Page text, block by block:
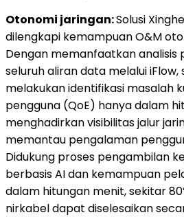
Otonomi jaringan:Solusi
dilengkapi kemampuan O&M
Dengan memanfaatkan analisis
seluruh aliran data melalui iFlow,
melakukan identifikasi masalah
pengguna (QoE) hanya dalam
menghadirkan visibilitas jalur
memantau pengalaman
Didukung proses pengambilan
berbasis AI dan kemampuan
dalam hitungan menit, sekitar
nirkabel dapat diselesaikan